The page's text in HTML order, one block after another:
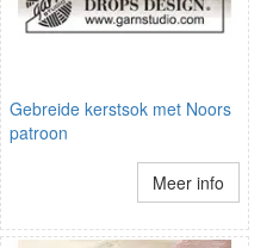
Gebreide kerstsok met Noors
patroon
Meer info